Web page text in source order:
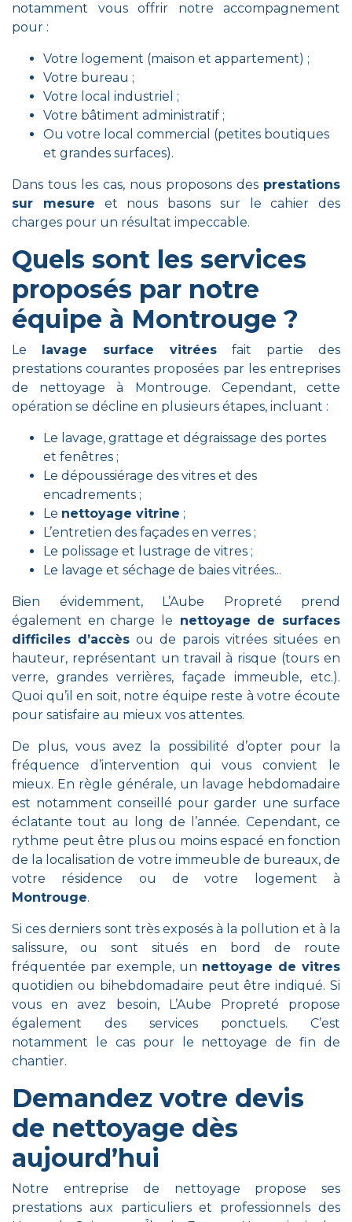
notamment vous offrir notre accompagnement
pour :
Votre logement (maison et appartement) ;
Votre bureau ;
Votre local industriel ;
Votre bâtiment administratif ;
Ou votre local commercial (petites boutiques
et grandes surfaces).
Dans tous les cas, nous proposons des prestations
sur mesure et nous basons sur le cahier des
charges pour un résultat impeccable.
Quels sont les services
proposés par notre
équipe à Montrouge ?
Le lavage surface vitrées fait partie des
prestations courantes proposées par les entreprises
de nettoyage à Montrouge. Cependant, cette
opération se décline en plusieurs étapes, incluant :
Le lavage, grattage et dégraissage des portes
et fenêtres ;
Le dépoussiérage des vitres et des
encadrements ;
Le nettoyage vitrine ;
L’entretien des façades en verres ;
Le polissage et lustrage de vitres ;
Le lavage et séchage de baies vitrées...
Bien évidemment, L’Aube Propreté prend
également en charge le nettoyage de surfaces
difficiles d’accès ou de parois vitrées situées en
hauteur, représentant un travail à risque (tours en
verre, grandes verrières, façade immeuble, etc.).
Quoi qu’il en soit, notre équipe reste à votre écoute
pour satisfaire au mieux vos attentes.
De plus, vous avez la possibilité d’opter pour la
fréquence d’intervention qui vous convient le
mieux. En règle générale, un lavage hebdomadaire
est notamment conseillé pour garder une surface
éclatante tout au long de l’année. Cependant, ce
rythme peut être plus ou moins espacé en fonction
de la localisation de votre immeuble de bureaux, de
votre résidence ou de votre logement à
Montrouge.
Si ces derniers sont très exposés à la pollution et à la
salissure, ou sont situés en bord de route
fréquentée par exemple, un nettoyage de vitres
quotidien ou bihebdomadaire peut être indiqué. Si
vous en avez besoin, L’Aube Propreté propose
également des services ponctuels. C’est
notamment le cas pour le nettoyage de fin de
chantier.
Demandez votre devis
de nettoyage dès
aujourd’hui
Notre entreprise de nettoyage propose ses
prestations aux particuliers et professionnels des